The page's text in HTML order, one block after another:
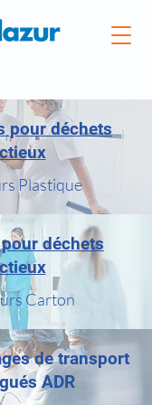
pour déchets
Plastique
déchets
Carton
de transport
ADR